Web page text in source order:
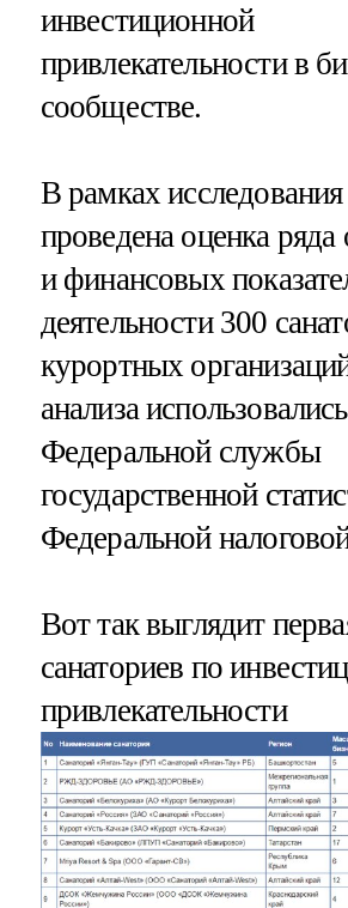
инвестиционной
привлекательности в
сообществе.
В рамках
проведена оценка ряда
и финансовых
деятельности 300
курортных
анализа
Федеральной службы
государственной
Федеральной
Вот так выглядит
санаториев по
привлекательности